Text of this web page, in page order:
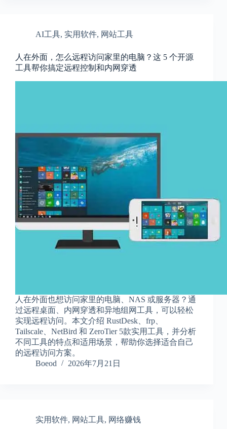
AI工具, 实用软件, 网站工具
人在外面，怎么远程访问家里的电脑？这 5 个开源
工具帮你搞定远程控制和内网穿透
人在外面也想访问家里的电脑、NAS 或服务器？通
过远程桌面、内网穿透和异地组网工具，可以轻松
实现远程访问。本文介绍 RustDesk、frp、
Tailscale、NetBird 和 ZeroTier 5款实用工具，并分析
不同工具的特点和适用场景，帮助你选择适合自己
的远程访问方案。
Boeod
2026年7月21日
实用软件, 网站工具, 网络赚钱